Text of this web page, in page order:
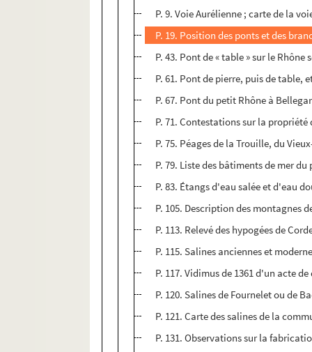
P. 9. Voie Aurélienne ; carte de la
P. 19. Position des ponts et des
P. 43. Pont de « table » sur le
P. 61. Pont de pierre, puis de table,
P. 67. Pont du petit Rhône à
P. 71. Contestations sur la
P. 75. Péages de la Trouille, du
P. 79. Liste des bâtiments de mer du
P. 83. Étangs d'eau salée et d'eau
P. 105. Description des montagnes
P. 113. Relevé des hypogées de
P. 115. Salines anciennes et
P. 117. Vidimus de 1361 d'un acte
P. 120. Salines de Fournelet ou de
P. 121. Carte des salines de la
P. 131. Observations sur la